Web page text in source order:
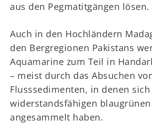
aus den Pegmatitgängen lösen.
Auch in den Hochländern
den Bergregionen Pakistans
Aquamarine zum Teil in
– meist durch das Absuchen
Flusssedimenten, in denen
widerstandsfähigen
angesammelt haben.